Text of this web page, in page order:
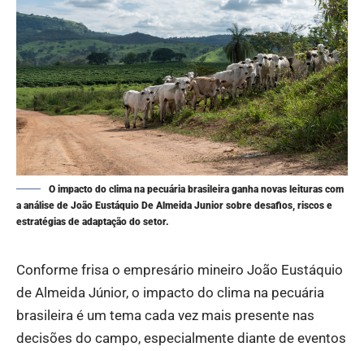
O impacto do clima na pecuária brasileira ganha novas leituras com
a análise de João Eustáquio De Almeida Junior sobre desafios, riscos e
estratégias de adaptação do setor.
Conforme frisa o empresário mineiro João Eustáquio
de Almeida Júnior, o impacto do clima na pecuária
brasileira é um tema cada vez mais presente nas
decisões do campo, especialmente diante de eventos